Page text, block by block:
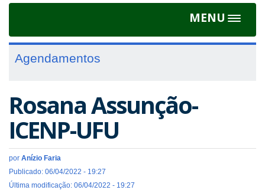
MENU
Toggle
Agendamentos
Rosana Assunção-
ICENP-UFU
por Anízio Faria
Publicado: 06/04/2022 - 19:27
Última modificação: 06/04/2022 - 19:27